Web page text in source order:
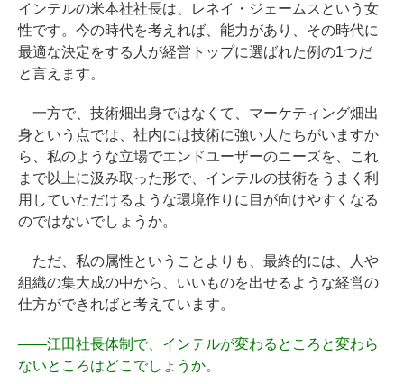
インテルの米本社社長は、レネイ・ジェームスという女
性です。今の時代を考えれば、能力があり、その時代に
最適な決定をする人が経営トップに選ばれた例の1つだ
と言えます。
一方で、技術畑出身ではなくて、マーケティング畑出
身という点では、社内には技術に強い人たちがいますか
ら、私のような立場でエンドユーザーのニーズを、これ
まで以上に汲み取った形で、インテルの技術をうまく利
用していただけるような環境作りに目が向けやすくなる
のではないでしょうか。
ただ、私の属性ということよりも、最終的には、人や
組織の集大成の中から、いいものを出せるような経営の
仕方ができればと考えています。
――江田社長体制で、インテルが変わるところと変わら
ないところはどこでしょうか。